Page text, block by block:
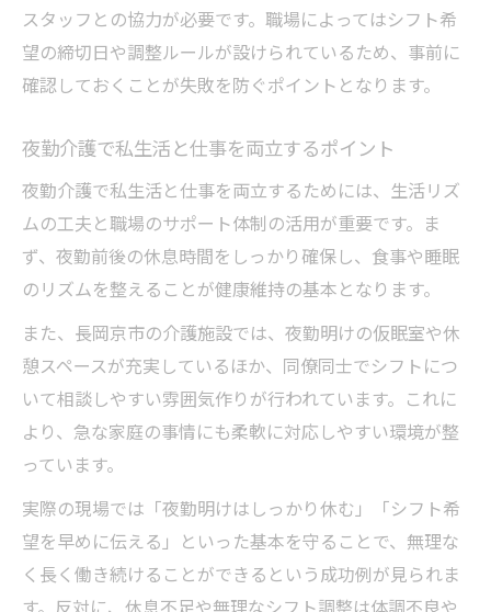
スタッフとの協力が必要です。職場によってはシフト希
望の締切日や調整ルールが設けられているため、事前に
確認しておくことが失敗を防ぐポイントとなります。
夜勤介護で私生活と仕事を両立するポイント
夜勤介護で私生活と仕事を両立するためには、生活リズ
ムの工夫と職場のサポート体制の活用が重要です。ま
ず、夜勤前後の休息時間をしっかり確保し、食事や睡眠
のリズムを整えることが健康維持の基本となります。
また、長岡京市の介護施設では、夜勤明けの仮眠室や休
憩スペースが充実しているほか、同僚同士でシフトにつ
いて相談しやすい雰囲気作りが行われています。これに
より、急な家庭の事情にも柔軟に対応しやすい環境が整
っています。
実際の現場では「夜勤明けはしっかり休む」「シフト希
望を早めに伝える」といった基本を守ることで、無理な
く長く働き続けることができるという成功例が見られま
す。反対に、休息不足や無理なシフト調整は体調不良や